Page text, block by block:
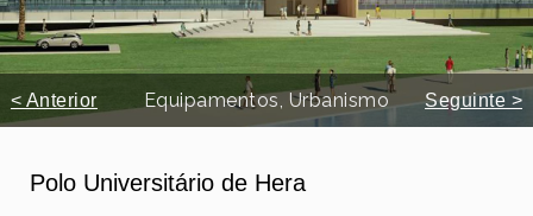
< Anterior Seguinte >
Equipamentos, Urbanismo
Polo Universitário de Hera